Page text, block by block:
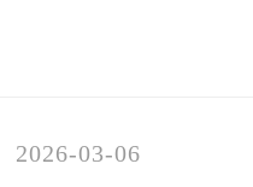
2026-03-06